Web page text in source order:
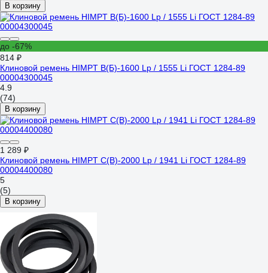
В корзину
до -67%
814 ₽
Клиновой ремень HIMPT В(Б)-1600 Lp / 1555 Li ГОСТ 1284-89
00004300045
4.9
(74)
В корзину
1 289 ₽
Клиновой ремень HIMPT С(В)-2000 Lp / 1941 Li ГОСТ 1284-89
00004400080
5
(5)
В корзину